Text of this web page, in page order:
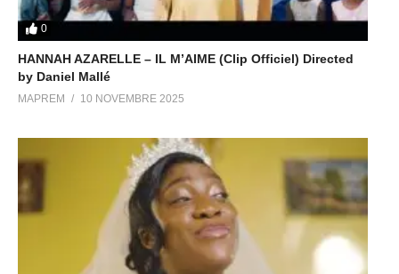
0
HANNAH AZARELLE – IL M’AIME (Clip Officiel) Directed
by Daniel Mallé
MAPREM 10 NOVEMBRE 2025